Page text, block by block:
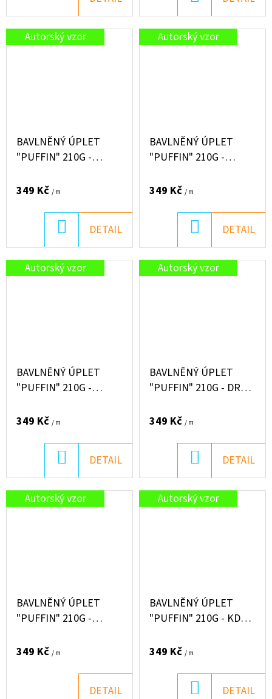
KOŠÍKU
Autorský vzor
BAVLNĚNÝ ÚPLET
"PUFFIN" 210G -
349 Kč / m
KOŠÍKU
DETAIL
Autorský vzor
BAVLNĚNÝ ÚPLET
"PUFFIN" 210G -
349 Kč / m
KOŠÍKU
DETAIL
Autorský vzor
BAVLNĚNÝ ÚPLET
"PUFFIN" 210G -
349 Kč / m
KOŠÍKU
DETAIL
Autorský vzor
BAVLNĚNÝ ÚPLET
"PUFFIN" 210G - DRAČÍ
349 Kč / m
KOŠÍKU
DETAIL
Autorský vzor
BAVLNĚNÝ ÚPLET
"PUFFIN" 210G -
349 Kč / m
DETAIL
Autorský vzor
BAVLNĚNÝ ÚPLET
"PUFFIN" 210G - KDO
349 Kč / m
DETAIL